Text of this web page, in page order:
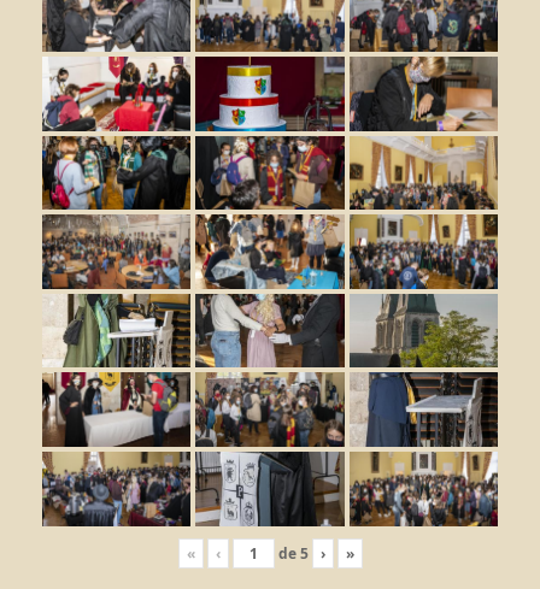
« ‹ de5 › »